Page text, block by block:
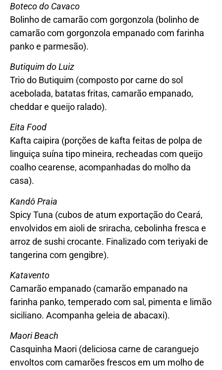
Boteco do Cavaco
Bolinho de camarão com gorgonzola (bolinho de
camarão com gorgonzola empanado com farinha
panko e parmesão).
Butiquim do Luiz
Trio do Butiquim (composto por carne do sol
acebolada, batatas fritas, camarão empanado,
cheddar e queijo ralado).
Eita Food
Kafta caipira (porções de kafta feitas de polpa de
linguiça suína tipo mineira, recheadas com queijo
coalho cearense, acompanhadas do molho da
casa).
Kandô Praia
Spicy Tuna (cubos de atum exportação do Ceará,
envolvidos em aioli de sriracha, cebolinha fresca e
arroz de sushi crocante. Finalizado com teriyaki de
tangerina com gengibre).
Katavento
Camarão empanado (camarão empanado na
farinha panko, temperado com sal, pimenta e limão
siciliano. Acompanha geleia de abacaxi).
Maori Beach
Casquinha Maori (deliciosa carne de caranguejo
envoltos com camarões frescos em um molho de